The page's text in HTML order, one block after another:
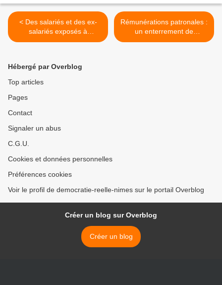
< Des salariés et des ex-
salariés exposés à
l'amiante attaquent Bosch
Rémunérations patronales :
un enterrement de
première classe >
Hébergé par Overblog
Top articles
Pages
Contact
Signaler un abus
C.G.U.
Cookies et données personnelles
Préférences cookies
Voir le profil de democratie-reelle-nimes sur le portail Overblog
Créer un blog sur Overblog
Créer un blog